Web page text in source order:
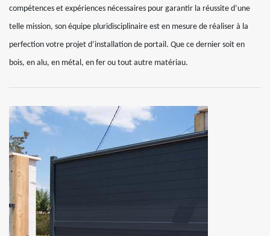
compétences et expériences nécessaires pour garantir la réussite d’une
telle mission, son équipe pluridisciplinaire est en mesure de réaliser à la
perfection votre projet d’installation de portail. Que ce dernier soit en
bois, en alu, en métal, en fer ou tout autre matériau.